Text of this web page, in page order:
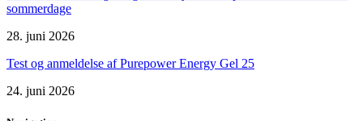
sommerdage
28. juni 2026
Test og anmeldelse af Purepower Energy Gel 25
24. juni 2026